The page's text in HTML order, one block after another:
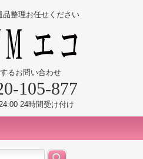
品整理お任せください
るお問い合わせ
105-877
24時間受け付け